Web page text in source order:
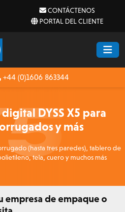
CONTÁCTENOS
PORTAL DEL CLIENTE
+44 (0)1606 863344
DYSS X5 para
y más
(hasta tres paredes), tablero de
tela, cuero y muchos más
empresa de empaque o